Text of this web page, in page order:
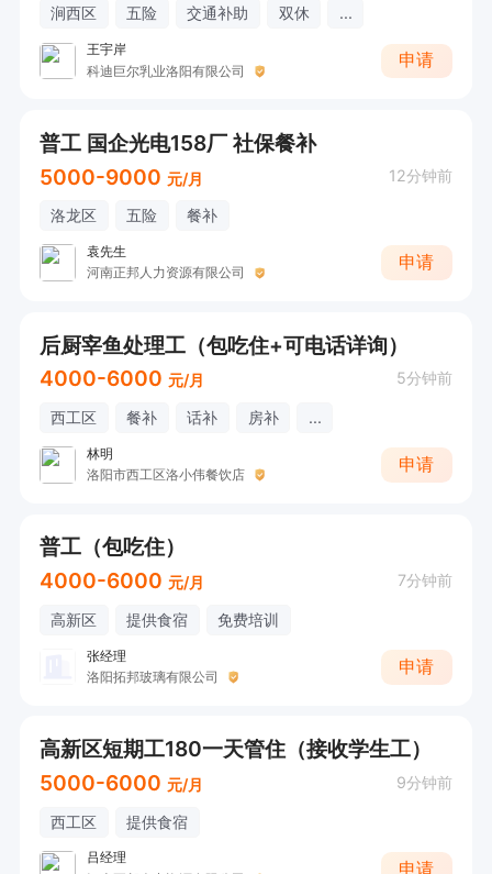
涧西区 五险 交通补助 双休 ...
王宇岸
科迪巨尔乳业洛阳有限公司
申请
普工 国企光电158厂 社保餐补
5000-9000 元/月 12分钟前
洛龙区 五险 餐补
袁先生
河南正邦人力资源有限公司
申请
后厨宰鱼处理工（包吃住+可电话详询）
4000-6000 元/月 5分钟前
西工区 餐补 话补 房补 ...
林明
洛阳市西工区洛小伟餐饮店
申请
普工（包吃住）
4000-6000 元/月 7分钟前
高新区 提供食宿 免费培训
张经理
洛阳拓邦玻璃有限公司
申请
高新区短期工180一天管住（接收学生工）
5000-6000 元/月 9分钟前
西工区 提供食宿
吕经理
申请